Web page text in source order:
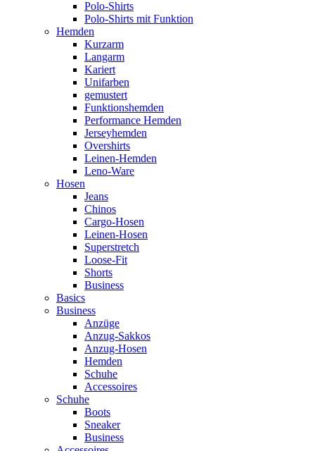
Polo-Shirts
Polo-Shirts mit Funktion
Hemden
Kurzarm
Langarm
Kariert
Unifarben
gemustert
Funktionshemden
Performance Hemden
Jerseyhemden
Overshirts
Leinen-Hemden
Leno-Ware
Hosen
Jeans
Chinos
Cargo-Hosen
Leinen-Hosen
Superstretch
Loose-Fit
Shorts
Business
Basics
Business
Anzüge
Anzug-Sakkos
Anzug-Hosen
Hemden
Schuhe
Accessoires
Schuhe
Boots
Sneaker
Business